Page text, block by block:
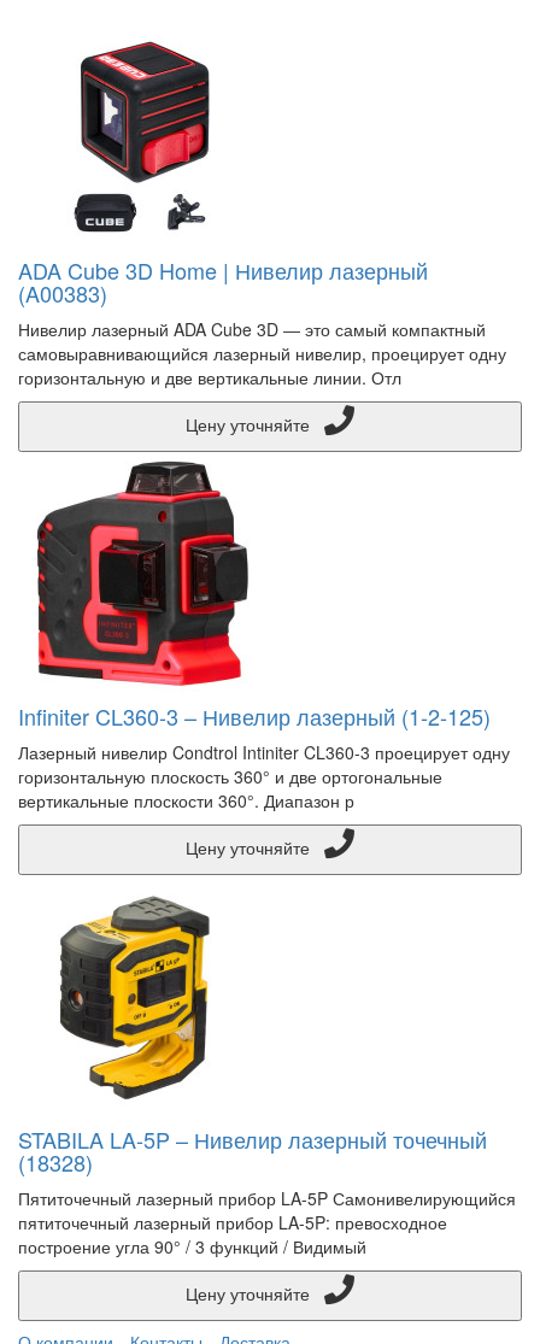
ADA Cube 3D Home | Нивелир лазерный
(A00383)
Нивелир лазерный ADA Cube 3D ― это самый компактный
самовыравнивающийся лазерный нивелир, проецирует одну
горизонтальную и две вертикальные линии. Отл
Infiniter CL360-3 – Нивелир лазерный (1-2-125)
Лазерный нивелир Condtrol Intiniter CL360-3 проецирует одну
горизонтальную плоскость 360° и две ортогональные
вертикальные плоскости 360°. Диапазон р
STABILA LA-5P – Нивелир лазерный точечный
(18328)
Пятиточечный лазерный прибор LA-5P Самонивелирующийся
пятиточечный лазерный прибор LA-5P: превосходное
построение угла 90° / 3 функций / Видимый